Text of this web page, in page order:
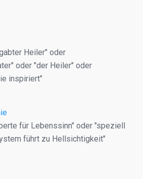
Heiler" oder
oder "der Heiler" oder
inspiriert"
für Lebenssinn" oder "speziell
führt zu Hellsichtigkeit"